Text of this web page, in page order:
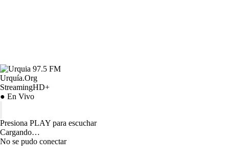
Urquía.Org
StreamingHD+
● En Vivo
Presiona PLAY para escuchar
Cargando…
No se pudo conectar